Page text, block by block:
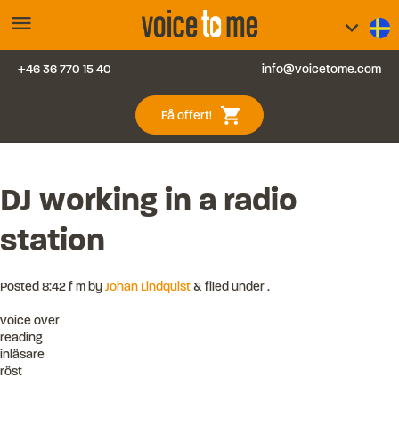
menu
Vanliga frågor
Kontakt
Blogg
Logga in
keyboard_arrow_down
+46 36 770 15 40 info@voicetome.com
Få offert! shopping_cart
DJ working in a radio
station
Posted 8:42 f m byJohan Lindquist&filed under .
voice over
reading
inläsare
röst